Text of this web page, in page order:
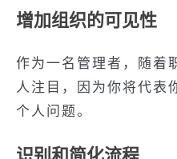
增加组织的可见性
作为一名管理者，随着
人注目，因为你将代表
个人问题。